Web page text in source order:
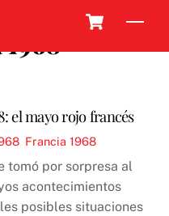
el mayo rojo francés
Francia 1968
tomó por sorpresa al
acontecimientos
posibles situaciones